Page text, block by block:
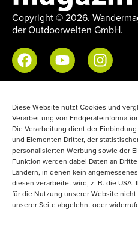
Diese Website nutzt Cookies und
Verarbeitung von
Die Verarbeitung dient der
und Elementen Dritter, der
personalisierten Werbung sowie der
Funktion werden dabei Daten an
Ländern, in denen kein
diesen verarbeitet wird, z. B. die
für die Nutzung unserer Website
unserer Seite abgelehnt oder
Copyright © 2026.
der Outdoorwelten GmbH.
Datenschutzerklärung
Mediadaten
Newsletter
Erklärung zur Barrierefreiheit
Abo & Einzelhefte